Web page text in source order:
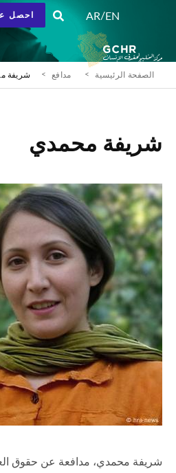
EN
/
AR احصل
الصفحة الرئيسية مدافع شريفة
شريفة محمدي
شريفة محمدي، مدافعة عن حقوق